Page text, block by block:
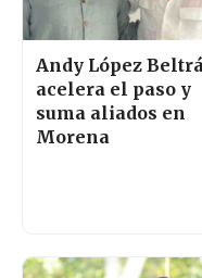
Andy López
acelera el paso y
suma aliados en
Morena